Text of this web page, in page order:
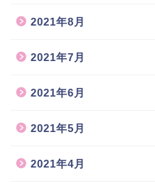
2021年8月
2021年7月
2021年6月
2021年5月
2021年4月